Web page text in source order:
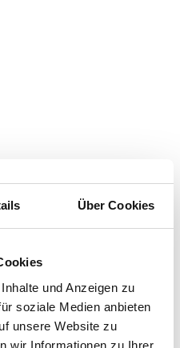
Über Cookies
und Anzeigen zu
soziale Medien anbieten
unsere Website zu
wir Informationen zu Ihrer